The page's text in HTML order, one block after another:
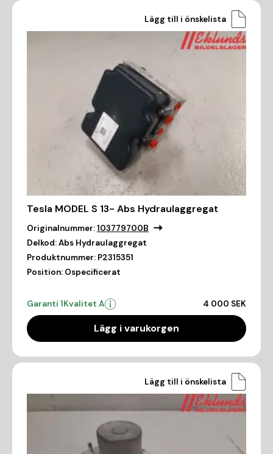
Lägg till i önskelista
Tesla MODEL S 13- Abs Hydraulaggregat
Originalnummer:103779700B
Delkod:Abs Hydraulaggregat
Produktnummer: P2315351
Position: Ospecificerat
Garanti 1Kvalitet A 4 000 SEK
Lägg i varukorgen
Lägg till i önskelista